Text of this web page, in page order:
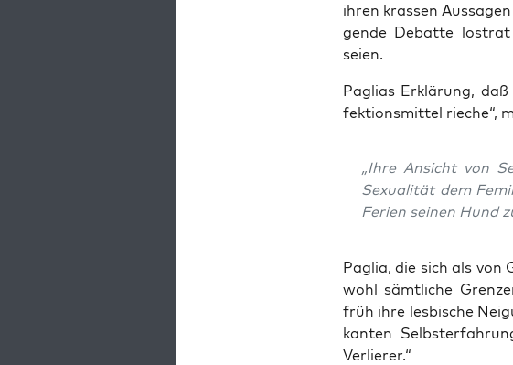
ihren kras­sen
gen­de Debat­te
seien.
Pagli­as Erklä­rung,
fek­ti­ons­mit­tel rie­che“,
„Ihre Ansicht von
Sexua­li­tät dem
Feri­en sei­nen Hund
Paglia, die sich als
wohl sämt­li­che
früh ihre les­bi­sche
kan­ten
Verlierer.“